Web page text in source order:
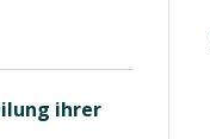
ihrer